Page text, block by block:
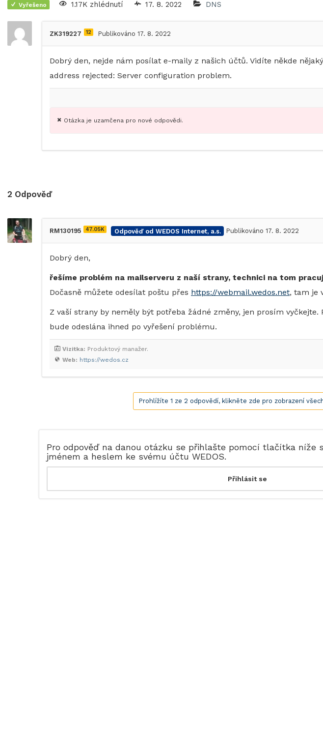
Vyřešeno 1.17K zhlédnutí 17. 8. 2022 DNS
ZK319227 12 Publikováno 17. 8. 2022
Dobrý den, nejde nám posílat e-maily z našich účtů. Vidíte někde
address rejected: Server configuration problem.
Otázka je uzamčena pro nové odpovědi.
2 Odpověď
RM130195 47.05K Odpověď od WEDOS Internet, a.s. Publikováno 17. 8. 2022
Dobrý den,
řešíme problém na mailserveru z naší strany, technici na tom
Dočasně můžete odesílat poštu přes https://webmail.wedos.net, tam je
Z vaší strany by neměly být potřeba žádné změny, jen prosím
bude odeslána ihned po vyřešení problému.
Web: https://wedos.cz
Vizitka: Produktový manažer.
Prohlížíte 1 ze 2 odpovědí, klikněte zde pro zobrazení
Pro odpověď na danou otázku se přihlašte pomocí tlačítka níže
jménem a heslem ke svému účtu WEDOS.